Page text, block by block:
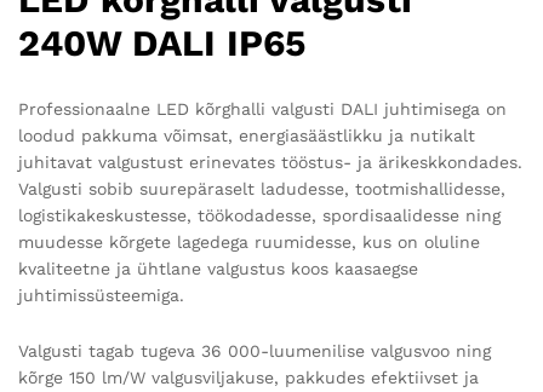
240W DALI IP65
Professionaalne LED kõrghalli valgusti DALI juhtimisega on
loodud pakkuma võimsat, energiasäästlikku ja nutikalt
juhitavat valgustust erinevates tööstus- ja ärikeskkondades.
Valgusti sobib suurepäraselt ladudesse, tootmishallidesse,
logistikakeskustesse, töökodadesse, spordisaalidesse ning
muudesse kõrgete lagedega ruumidesse, kus on oluline
kvaliteetne ja ühtlane valgustus koos kaasaegse
juhtimissüsteemiga.
Valgusti tagab tugeva 36 000-luumenilise valgusvoo ning
kõrge 150 lm/W valgusviljakuse, pakkudes efektiivset ja